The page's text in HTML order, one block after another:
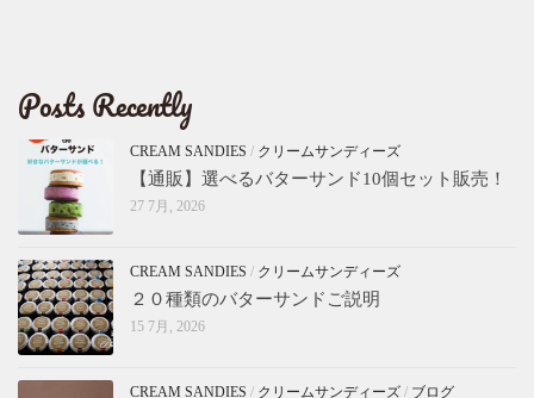
Posts Recently
CREAM SANDIES / クリームサンディーズ
【通販】選べるバターサンド10個セット販売！
27 7月, 2026
CREAM SANDIES / クリームサンディーズ
２０種類のバターサンドご説明
15 7月, 2026
CREAM SANDIES / クリームサンディーズ / ブログ